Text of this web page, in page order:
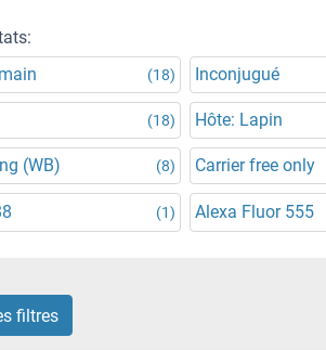
(18) Inconjugué
(18) Hôte: Lapin
(WB) (8) Carrier free only
(1) Alexa Fluor 555
filtres